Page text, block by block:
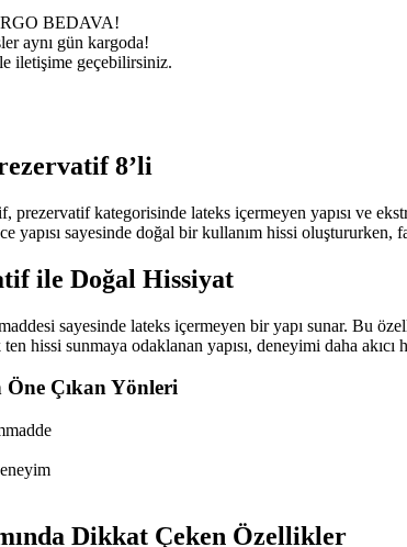
BEDAVA!
aynı gün kargoda!
iletişime geçebilirsiniz.
8’li
prezervatif kategorisinde lateks içermeyen yapısı ve
yapısı sayesinde doğal bir kullanım hissi
ile Doğal Hissiyat
sayesinde lateks içermeyen bir yapı sunar. Bu
hissi sunmaya odaklanan yapısı, deneyimi daha akıcı
Öne Çıkan Yönleri
Dikkat Çeken Özellikler